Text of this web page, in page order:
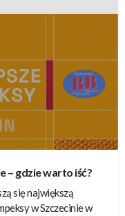
– gdzie warto iść?
się największą
w Szczecinie w